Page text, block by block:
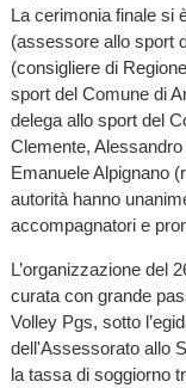
La cerimonia finale si
(assessore allo sport
(consigliere di
sport del Comune di
delega allo sport del
Clemente,
Emanuele Alpignano
autorità hanno
accompagnatori e
L’organizzazione del
curata con grande
Volley Pgs, sotto
dell'Assessorato allo
la tassa di soggiorno